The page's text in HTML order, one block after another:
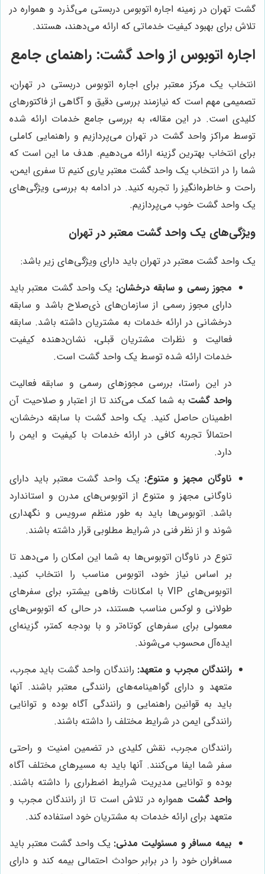
گشت تهران در زمینه اجاره اتوبوس دربستی می‌گذرد و همواره در
تلاش برای بهبود کیفیت خدماتی که ارائه می‌دهند، هستند.
اجاره اتوبوس از واحد گشت: راهنمای جامع
انتخاب یک مرکز معتبر برای اجاره اتوبوس دربستی در تهران،
تصمیمی مهم است که نیازمند بررسی دقیق و آگاهی از فاکتورهای
کلیدی است. در این مقاله، به بررسی جامع خدمات ارائه شده
توسط مراکز واحد گشت در تهران می‌پردازیم و راهنمایی کاملی
برای انتخاب بهترین گزینه ارائه می‌دهیم. هدف ما این است که
شما را در انتخاب یک واحد گشت معتبر یاری کنیم تا سفری ایمن،
راحت و خاطره‌انگیز را تجربه کنید. در ادامه به بررسی ویژگی‌های
یک واحد گشت خوب می‌پردازیم.
ویژگی‌های یک واحد گشت معتبر در تهران
یک واحد گشت معتبر در تهران باید دارای ویژگی‌های زیر باشد:
مجوز رسمی و سابقه درخشان: یک واحد گشت معتبر باید
دارای مجوز رسمی از سازمان‌های ذی‌صلاح باشد و سابقه
درخشانی در ارائه خدمات به مشتریان داشته باشد. سابقه
فعالیت و نظرات مشتریان قبلی، نشان‌دهنده کیفیت
خدمات ارائه شده توسط یک واحد گشت است.
در این راستا، بررسی مجوزهای رسمی و سابقه فعالیت
واحد گشت به شما کمک می‌کند تا از اعتبار و صلاحیت آن
اطمینان حاصل کنید. یک واحد گشت با سابقه درخشان،
احتمالاً تجربه کافی در ارائه خدمات با کیفیت و ایمن را
دارد.
ناوگان مجهز و متنوع: یک واحد گشت معتبر باید دارای
ناوگانی مجهز و متنوع از اتوبوس‌های مدرن و استاندارد
باشد. اتوبوس‌ها باید به طور منظم سرویس و نگهداری
شوند و از نظر فنی در شرایط مطلوبی قرار داشته باشند.
تنوع در ناوگان اتوبوس‌ها به شما این امکان را می‌دهد تا
بر اساس نیاز خود، اتوبوس مناسب را انتخاب کنید.
اتوبوس‌های VIP با امکانات رفاهی بیشتر، برای سفرهای
طولانی و لوکس مناسب هستند، در حالی که اتوبوس‌های
معمولی برای سفرهای کوتاه‌تر و با بودجه کمتر، گزینه‌ای
ایده‌آل محسوب می‌شوند.
رانندگان مجرب و متعهد: رانندگان واحد گشت باید مجرب،
متعهد و دارای گواهینامه‌های رانندگی معتبر باشند. آنها
باید به قوانین راهنمایی و رانندگی آگاه بوده و توانایی
رانندگی ایمن در شرایط مختلف را داشته باشند.
رانندگان مجرب، نقش کلیدی در تضمین امنیت و راحتی
سفر شما ایفا می‌کنند. آنها باید به مسیرهای مختلف آگاه
بوده و توانایی مدیریت شرایط اضطراری را داشته باشند.
واحد گشت همواره در تلاش است تا از رانندگان مجرب و
متعهد برای ارائه خدمات به مشتریان خود استفاده کند.
بیمه مسافر و مسئولیت مدنی: یک واحد گشت معتبر باید
مسافران خود را در برابر حوادث احتمالی بیمه کند و دارای